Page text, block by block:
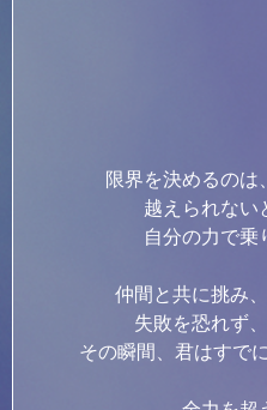
限界を決めるのは、
越えられない
自分の力で乗
仲間と共に挑み、
失敗を恐れず、
その瞬間、君はすで